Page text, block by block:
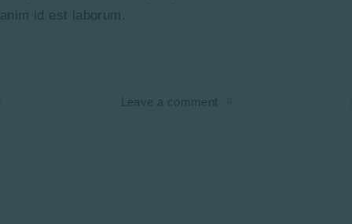
anim id est laborum.
Leave a comment